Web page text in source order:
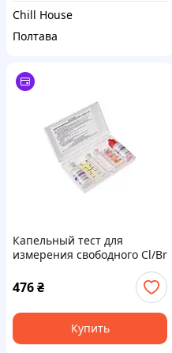
Chill House
Полтава
Капельный тест для
измерения свободного Cl/Br
476₴
Купить